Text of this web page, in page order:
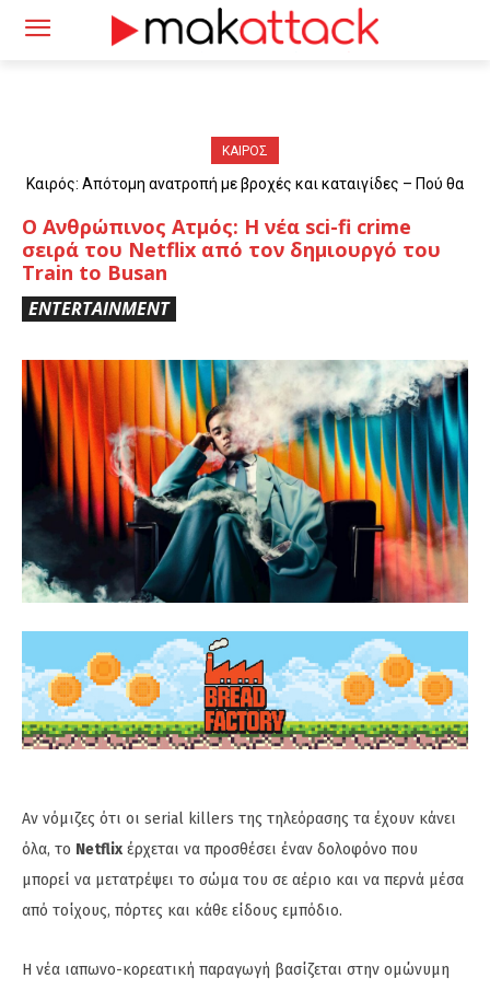
ΚΑΙΡΟΣ
Καιρός: Απότομη ανατροπή με βροχές και καταιγίδες – Πού θα
Ο Ανθρώπινος Ατμός: Η νέα sci-fi crime
σειρά του Netflix από τον δημιουργό του
Train to Busan
ENTERTAINMENT
Αν νόμιζες ότι οι serial killers της τηλεόρασης τα έχουν κάνει
όλα, το Netflix έρχεται να προσθέσει έναν δολοφόνο που
μπορεί να μετατρέψει το σώμα του σε αέριο και να περνά μέσα
από τοίχους, πόρτες και κάθε είδους εμπόδιο.
Η νέα ιαπωνο-κορεατική παραγωγή βασίζεται στην ομώνυμη